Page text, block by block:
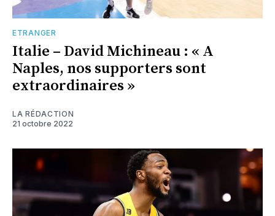
ETRANGER
Italie – David Michineau : « A
Naples, nos supporters sont
extraordinaires »
LA RÉDACTION
21 octobre 2022